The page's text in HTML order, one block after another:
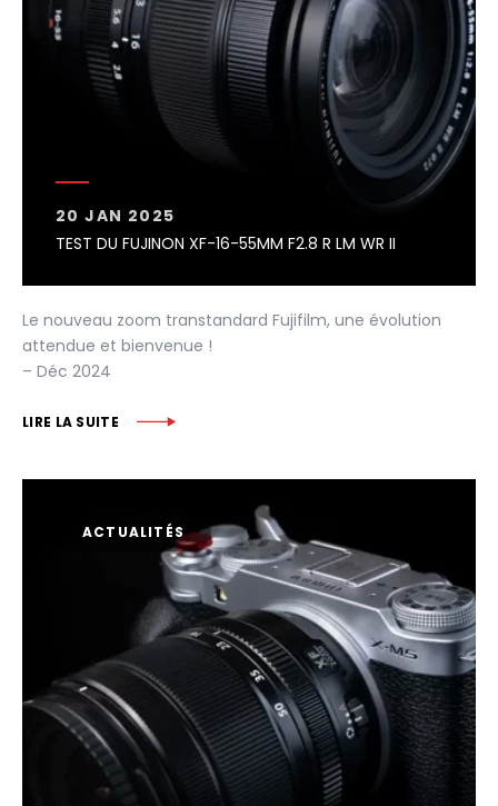
20 JAN 2025
TEST DU FUJINON XF-16-55MM F2.8 R LM WR II
Le nouveau zoom transtandard Fujifilm, une évolution
attendue et bienvenue !
– Déc 2024
LIRE LA SUITE
ACTUALITÉS